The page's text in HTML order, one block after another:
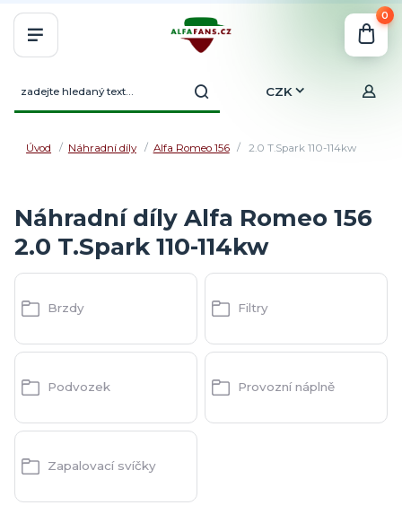
CZK
0
Úvod Náhradní díly Alfa Romeo 156 2.0 T.Spark 110-114kw
Náhradní díly Alfa Romeo 156
2.0 T.Spark 110-114kw
Brzdy Filtry
Podvozek Provozní náplně
Zapalovací svíčky